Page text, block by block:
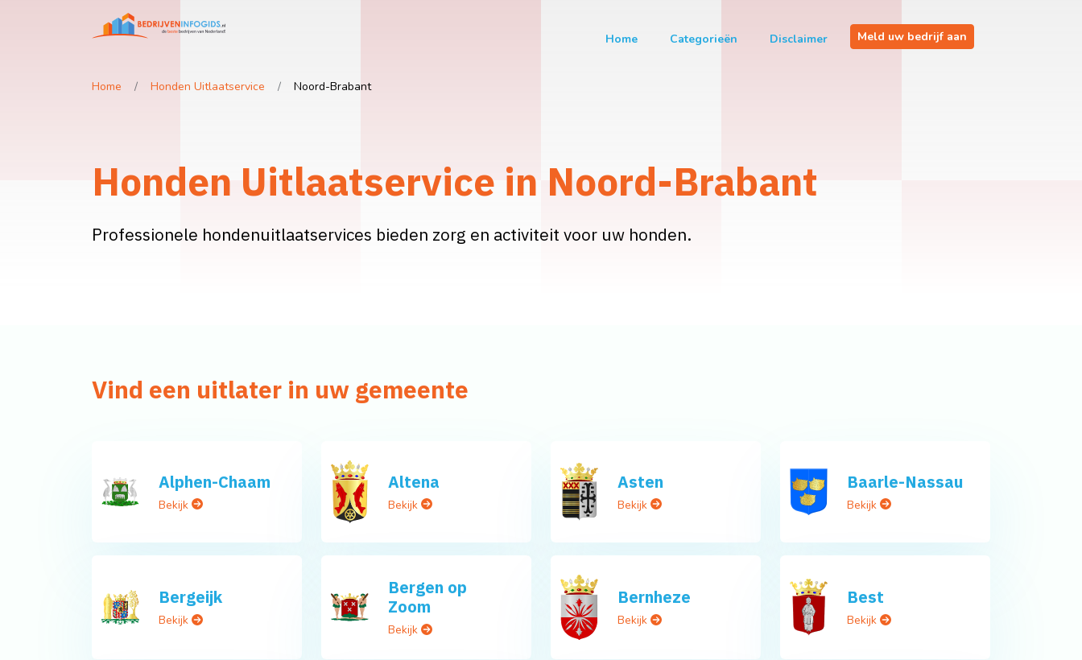
Home Categorieën Disclaimer Meld uw bedrijf aan
Home Honden Uitlaatservice Noord-Brabant
Honden Uitlaatservice in Noord-Brabant
Professionele hondenuitlaatservices bieden zorg en activiteit voor uw honden.
Vind een uitlater in uw gemeente
Alphen-Chaam
Bekijk
Altena
Bekijk
Asten
Bekijk
Baarle-Nassau
Bekijk
Bergeijk
Bekijk
Bergen op
Zoom
Bekijk
Bernheze
Bekijk
Best
Bekijk